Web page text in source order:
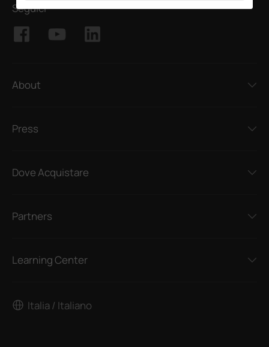
Seguici
About
Press
Dove Acquistare
Partners
Learning Center
Italia / Italiano